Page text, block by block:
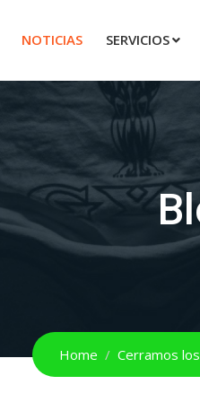
NOTICIAS SERVICIOS
Home Cerramos